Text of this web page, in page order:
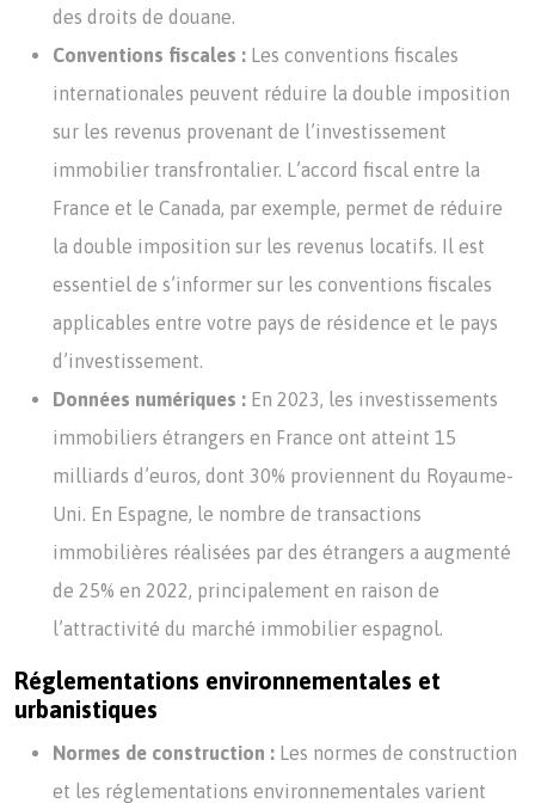
des droits de douane.
Conventions fiscales : Les conventions fiscales
internationales peuvent réduire la double imposition
sur les revenus provenant de l’investissement
immobilier transfrontalier. L’accord fiscal entre la
France et le Canada, par exemple, permet de réduire
la double imposition sur les revenus locatifs. Il est
essentiel de s’informer sur les conventions fiscales
applicables entre votre pays de résidence et le pays
d’investissement.
Données numériques : En 2023, les investissements
immobiliers étrangers en France ont atteint 15
milliards d’euros, dont 30% proviennent du Royaume-
Uni. En Espagne, le nombre de transactions
immobilières réalisées par des étrangers a augmenté
de 25% en 2022, principalement en raison de
l’attractivité du marché immobilier espagnol.
Réglementations environnementales et
urbanistiques
Normes de construction : Les normes de construction
et les réglementations environnementales varient